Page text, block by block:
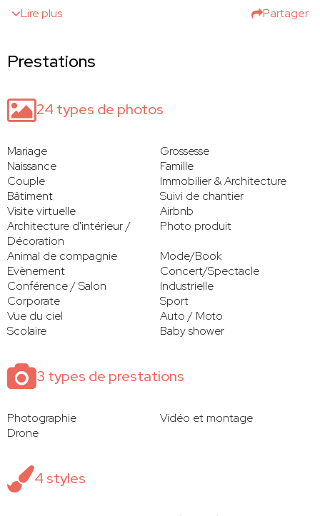
Lire plus
Partager
Prestations
24 types de photos
Mariage
Grossesse
Naissance
Famille
Couple
Immobilier & Architecture
Bâtiment
Suivi de chantier
Visite virtuelle
Airbnb
Architecture d'intérieur /
Décoration
Photo produit
Animal de compagnie
Mode/Book
Evènement
Concert/Spectacle
Conférence / Salon
Industrielle
Corporate
Sport
Vue du ciel
Auto / Moto
Scolaire
Baby shower
3 types de prestations
Photographie
Vidéo et montage
Drone
4 styles